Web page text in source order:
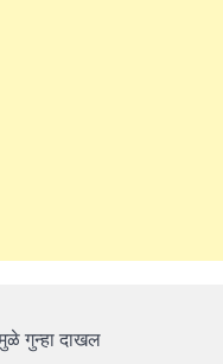
गुन्हा दाखल